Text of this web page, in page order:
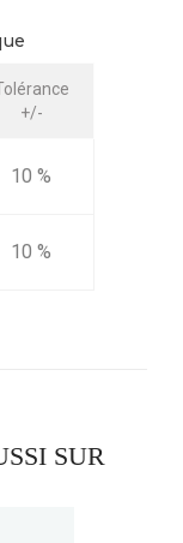
+/-
10 %
10 %
SUR